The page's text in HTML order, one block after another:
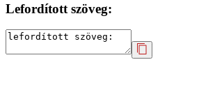
Lefordított szöveg: